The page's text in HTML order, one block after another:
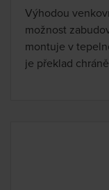
Výhodou
možnost
montuje v
je překlad